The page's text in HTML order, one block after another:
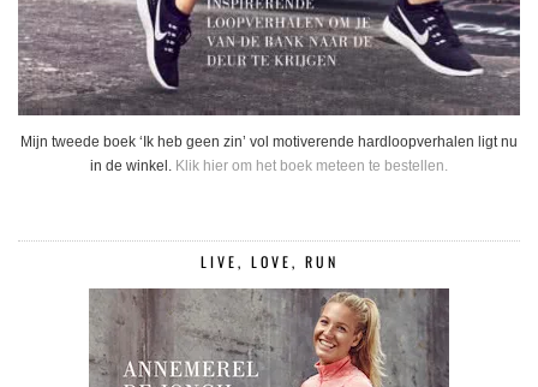
Mijn tweede boek ‘Ik heb geen zin’ vol motiverende hardloopverhalen ligt nu
in de winkel. Klik hier om het boek meteen te bestellen.
LIVE, LOVE, RUN